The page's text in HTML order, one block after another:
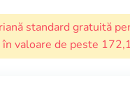
standard gratuită
în valoare de peste